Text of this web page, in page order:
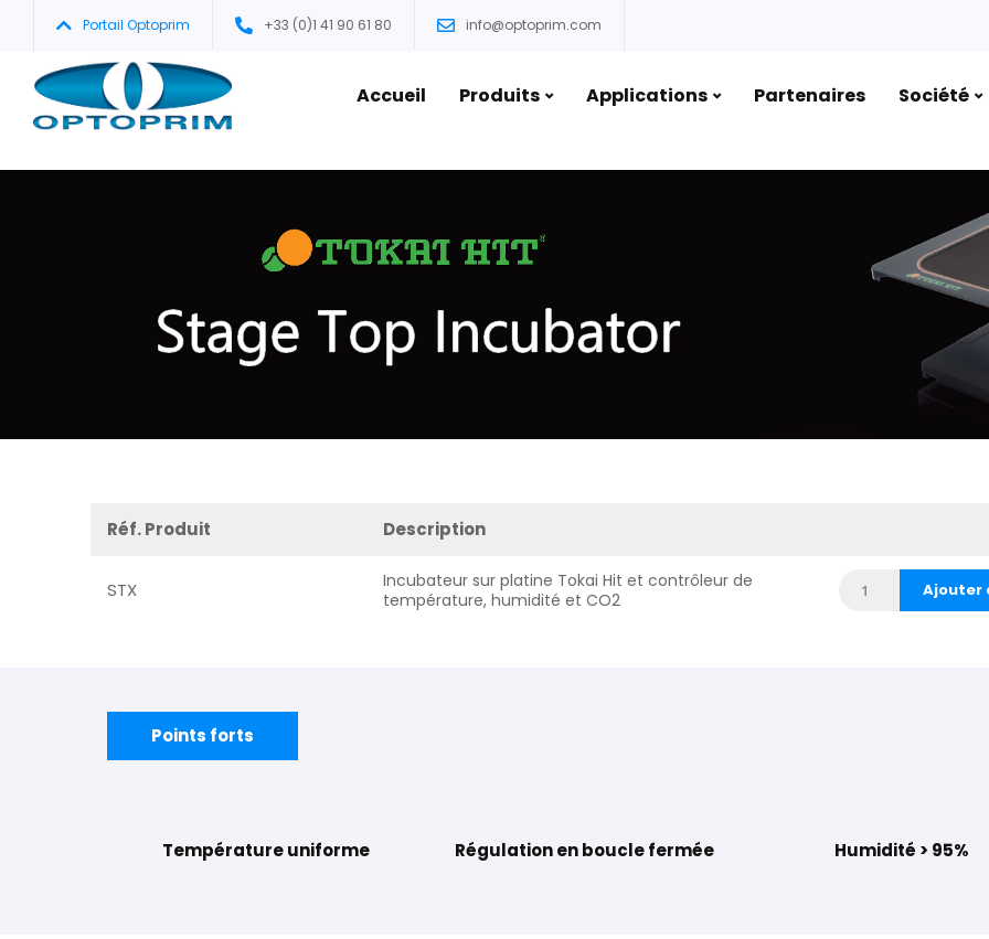
Portail Optoprim +33 (0)1 41 90 61 80 info@optoprim.com
Accueil Produits Applications Partenaires Société
Réf. Produit Description
STX
Incubateur sur platine Tokai Hit et contrôleur de
température, humidité et CO2
Ajouter
Points forts
Température uniforme Régulation en boucle fermée Humidité > 95%